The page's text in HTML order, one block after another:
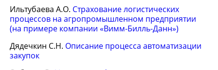
Ильтубаева А.О. Страхование логистических
процессов на агропромышленном предприятии
(на примере компании «Вимм-Билль-Данн»)
Дядечкин С.Н. Описание процесса автоматизации
закупок